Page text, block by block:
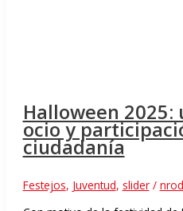
Halloween
ocio y
ciudadanía
Festejos, Juventud, slider/